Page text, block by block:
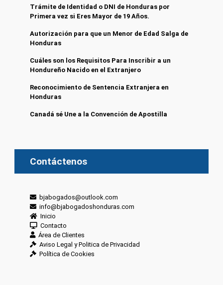
Trámite de Identidad o DNI de Honduras por
Primera vez si Eres Mayor de 19 Años.
Autorización para que un Menor de Edad Salga de
Honduras
Cuáles son los Requisitos Para Inscribir a un
Hondureño Nacido en el Extranjero
Reconocimiento de Sentencia Extranjera en
Honduras
Canadá sé Une a la Convención de Apostilla
Contáctenos
bjabogados@outlook.com
info@bjabogadoshonduras.com
Inicio
Contacto
Área de Clientes
Aviso Legal y Politica de Privacidad
Política de Cookies